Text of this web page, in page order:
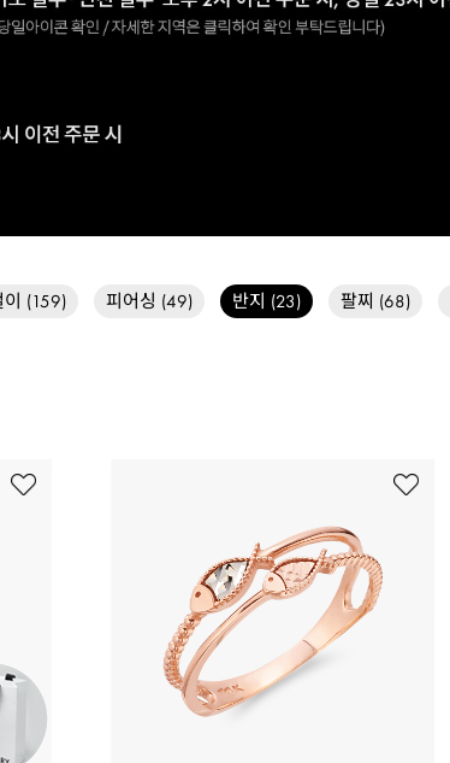
이 (159) 피어싱 (49) 반지 (23) 팔찌 (68)